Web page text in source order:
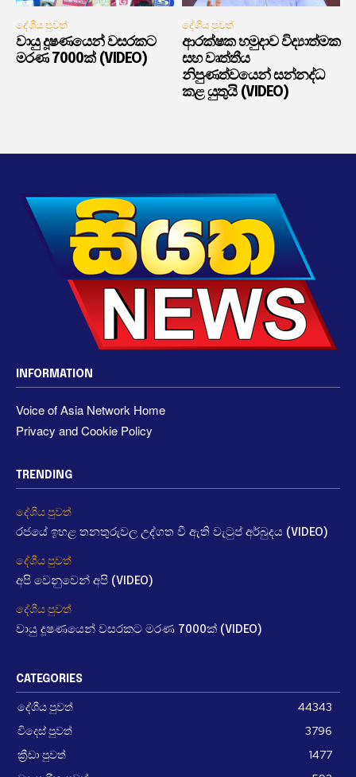
දේශීය පුවත්
වායු දූෂණයෙන් වසරකට
මරණ 7000ක් (VIDEO)
දේශීය පුවත්
ආරක්ෂක හමුදාව විද්‍යාත්මක
සහ වෘත්තීය
නිපුණත්වයෙන් සන්නද්ධ
කළ යුතුයි (VIDEO)
INFORMATION
Voice of Asia Network Home
Privacy and Cookie Policy
TRENDING
දේශීය පුවත්
රජයේ ඉහළ තනතුරුවල උද්ගත වී ඇති වැටුප් අර්බුදය (VIDEO)
දේශීය පුවත්
අපි වෙනුවෙන් අපි (VIDEO)
දේශීය පුවත්
වායු දූෂණයෙන් වසරකට මරණ 7000ක් (VIDEO)
CATEGORIES
දේශීය පුවත්
44343
විදෙස් පුවත්
3796
ක්‍රීඩා පුවත්
1477